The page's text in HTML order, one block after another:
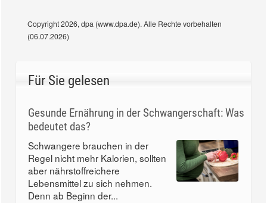
Copyright 2026, dpa (www.dpa.de). Alle Rechte vorbehalten
(06.07.2026)
Für Sie gelesen
Gesunde Ernährung in der Schwangerschaft: Was
bedeutet das?
Schwangere brauchen in der
Regel nicht mehr Kalorien, sollten
aber nährstoffreichere
Lebensmittel zu sich nehmen.
Denn ab Beginn der...